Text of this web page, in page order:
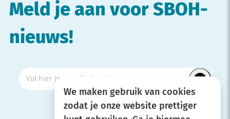
Meld je aan voor SBOH-
nieuws!
We maken gebruik van cookies
zodat je onze website prettiger